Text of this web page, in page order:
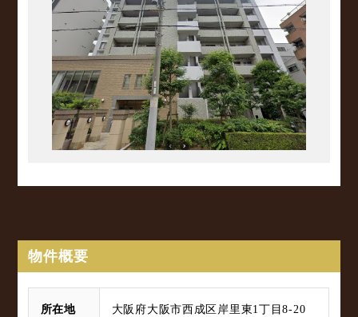
物件概要
所在地 大阪府大阪市西成区岸里東1丁目8-20